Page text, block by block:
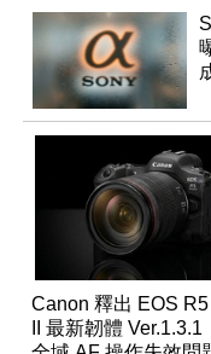
Canon 釋出 EOS
II 最新韌體 Ver.1.3.1